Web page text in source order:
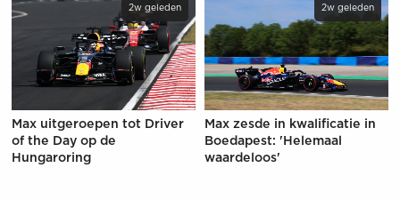
2w geleden
Max uitgeroepen tot Driver
of the Day op de
Hungaroring
2w geleden
Max zesde in kwalificatie in
Boedapest: 'Helemaal
waardeloos'